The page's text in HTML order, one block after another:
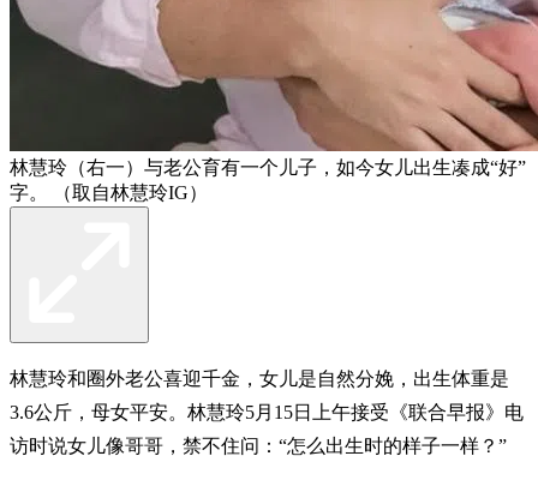
林慧玲（右一）与老公育有一个儿子，如今女儿出生凑成“好”
字。 （取自林慧玲IG）
林慧玲和圈外老公喜迎千金，女儿是自然分娩，出生体重是
3.6公斤，母女平安。林慧玲5月15日上午接受《联合早报》电
访时说女儿像哥哥，禁不住问：“怎么出生时的样子一样？”